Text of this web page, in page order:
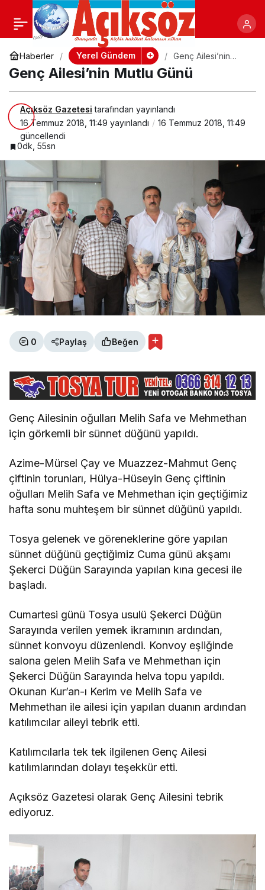
Haberler Yerel Gündem
Genç Ailesi’nin
Mutlu Günü
Genç Ailesi’nin Mutlu Günü
Açıksöz Gazetesi tarafından yayınlandı
16 Temmuz 2018, 11:49 yayınlandı
16 Temmuz 2018, 11:49
güncellendi
0dk, 55sn
0 Paylaş Beğen
Genç Ailesinin oğulları Melih Safa ve Mehmethan
için görkemli bir sünnet düğünü yapıldı.
Azime-Mürsel Çay ve Muazzez-Mahmut Genç
çiftinin torunları, Hülya-Hüseyin Genç çiftinin
oğulları Melih Safa ve Mehmethan için geçtiğimiz
hafta sonu muhteşem bir sünnet düğünü yapıldı.
Tosya gelenek ve göreneklerine göre yapılan
sünnet düğünü geçtiğimiz Cuma günü akşamı
Şekerci Düğün Sarayında yapılan kına gecesi ile
başladı.
Cumartesi günü Tosya usulü Şekerci Düğün
Sarayında verilen yemek ikramının ardından,
sünnet konvoyu düzenlendi. Konvoy eşliğinde
salona gelen Melih Safa ve Mehmethan için
Şekerci Düğün Sarayında helva topu yapıldı.
Okunan Kur’an-ı Kerim ve Melih Safa ve
Mehmethan ile ailesi için yapılan duanın ardından
katılımcılar aileyi tebrik etti.
Katılımcılarla tek tek ilgilenen Genç Ailesi
katılımlarından dolayı teşekkür etti.
Açıksöz Gazetesi olarak Genç Ailesini tebrik
ediyoruz.
İlk Hac Kafilesi Yarın Yola
Çıkıyor!
Paylaş